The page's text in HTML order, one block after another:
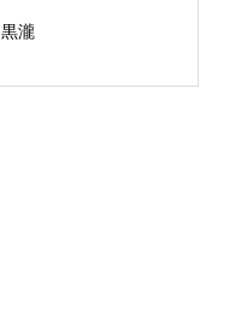
瀧